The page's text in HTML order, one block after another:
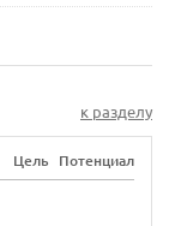
к разделу
Цель Потенциал